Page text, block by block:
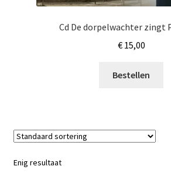
Cd De dorpelwachter zingt
€15,00
Bestellen
Enig resultaat